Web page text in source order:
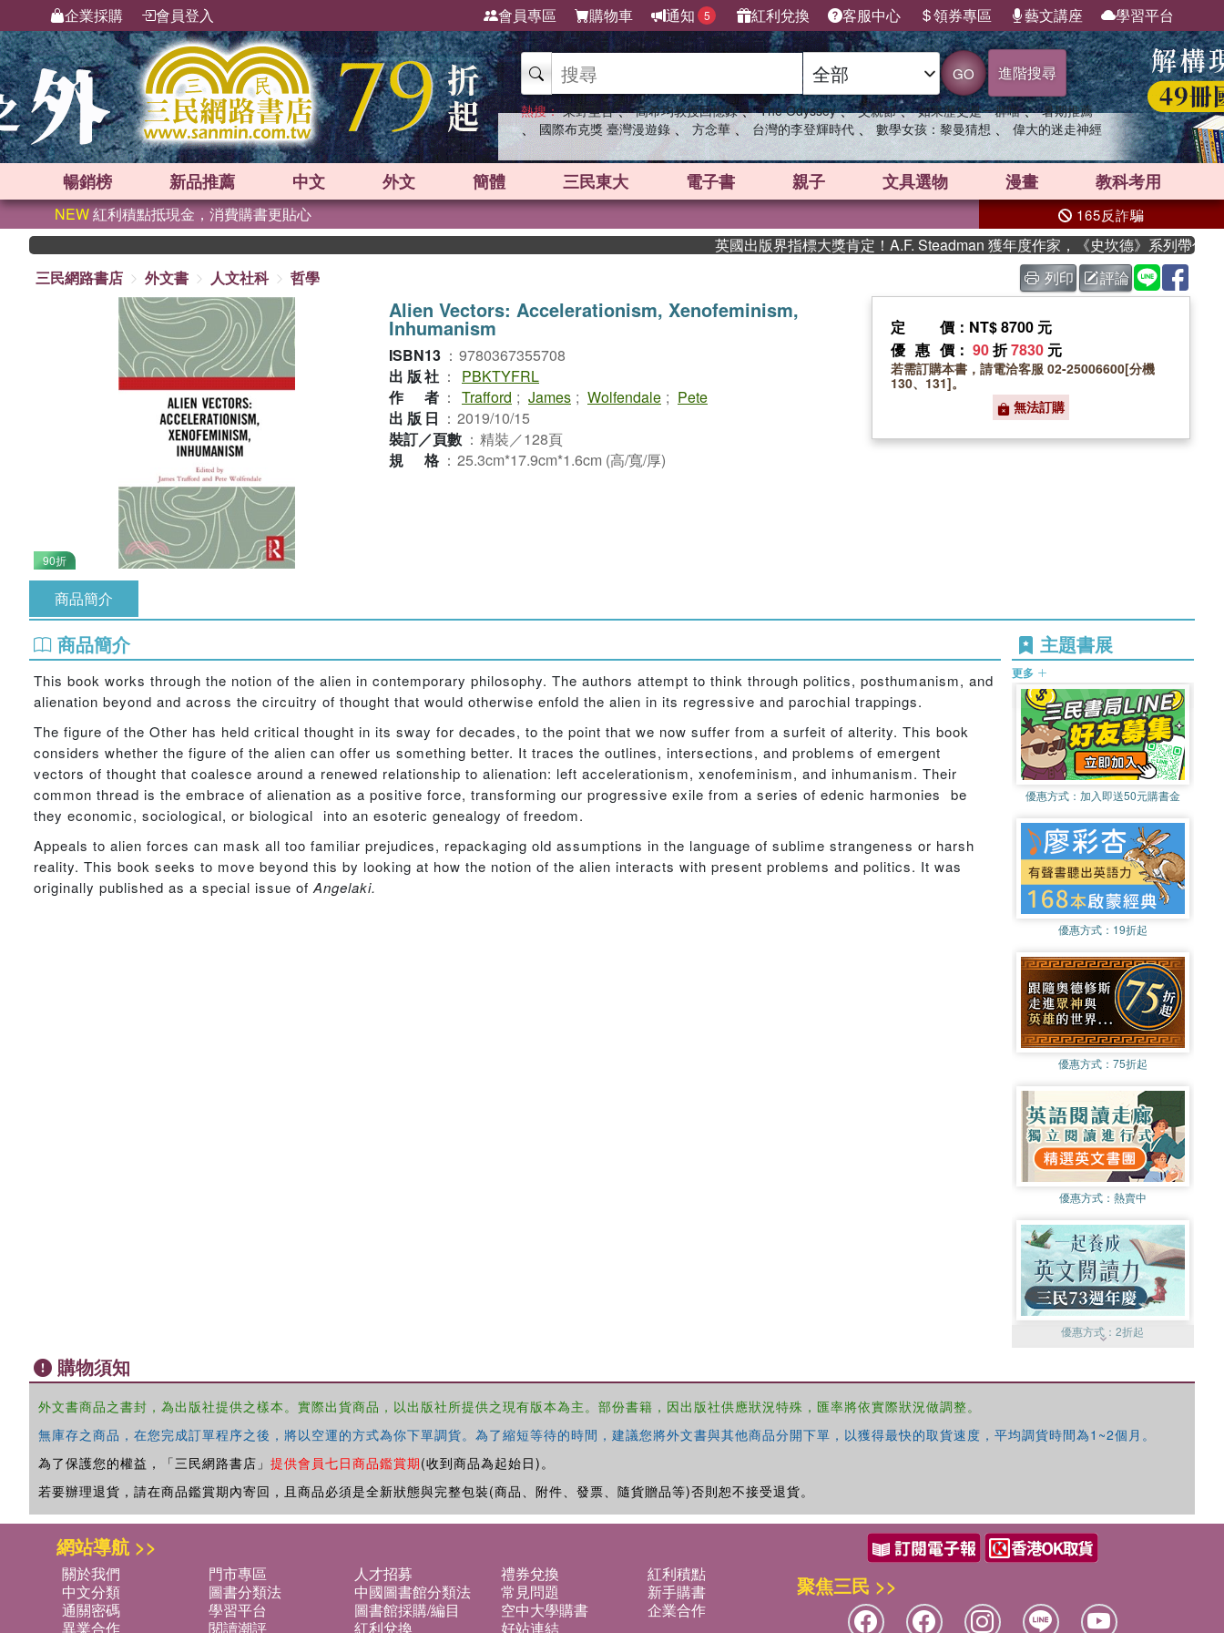
企業採購 會員登入 會員專區 購物車 通知 5 紅利兌換 客服中心 領券專區 藝文講座 學習平台
GO 進階搜尋
熱搜： 東野圭吾 、 高希均教授回憶錄 、 The Odyssey 、 父親節 、 如果歷史是一群喵 、 暑期推薦
、 國際布克獎 臺灣漫遊錄 、 方念華 、 台灣的李登輝時代 、 數學女孩：黎曼猜想 、 偉大的迷走神經
暢銷榜 新品推薦 中文 外文 簡體 三民東大 電子書 親子 文具選物 漫畫 教科考用
NEW紅利積點抵現金，消費購書更貼心 165反詐騙
英國出版界指標大獎肯定！A.F. Steadman 獲年度作家，《史坎德》系列帶你踏上
三民網路書店
外文書 人文社科 哲學 列印 評論
90折
Alien Vectors: Accelerationism, Xenofeminism,
Inhumanism
ISBN13 ： 9780367355708
出版社 ：
PBKTYFRL
作者 ： Trafford ; James ; Wolfendale ; Pete
出版日 ： 2019/10/15
裝訂／頁數 ： 精裝／128頁
規格 ： 25.3cm*17.9cm*1.6cm (高/寬/厚)
定價 ：NT$ 8700 元
優惠價 ： 90折7830 元
若需訂購本書，請電洽客服 02-25006600[分機
130、131]。
無法訂購
商品簡介
商品簡介
This book works through the notion of the alien in contemporary philosophy. The authors attempt to think through politics, posthumanism, and
alienation beyond and across the circuitry of thought that would otherwise enfold the alien in its regressive and parochial trappings.
The figure of the Other has held critical thought in its sway for decades, to the point that we now suffer from a surfeit of alterity. This book
considers whether the figure of the alien can offer us something better. It traces the outlines, intersections, and problems of emergent
vectors of thought that coalesce around a renewed relationship to alienation: left accelerationism, xenofeminism, and inhumanism. Their
common thread is the embrace of alienation as a positive force, transforming our progressive exile from a series of edenic harmonies  be
they economic, sociological, or biological  into an esoteric genealogy of freedom.
Appeals to alien forces can mask all too familiar prejudices, repackaging old assumptions in the language of sublime strangeness or harsh
reality. This book seeks to move beyond this by looking at how the notion of the alien interacts with present problems and politics. It was
originally published as a special issue of Angelaki.
主題書展
更多
優惠方式： 加入即送50元購書金
優惠方式： 19折起
優惠方式： 75折起
優惠方式： 熱賣中
優惠方式：2折起
購物須知
外文書商品之書封，為出版社提供之樣本。實際出貨商品，以出版社所提供之現有版本為主。部份書籍，因出版社供應狀況特殊，匯率將依實際狀況做調整。
無庫存之商品，在您完成訂單程序之後，將以空運的方式為你下單調貨。為了縮短等待的時間，建議您將外文書與其他商品分開下單，以獲得最快的取貨速度，平均調貨時間為1~2個月。
為了保護您的權益，「三民網路書店」 提供會員七日商品鑑賞期(收到商品為起始日)。
若要辦理退貨，請在商品鑑賞期內寄回，且商品必須是全新狀態與完整包裝(商品、附件、發票、隨貨贈品等)否則恕不接受退貨。
網站導航 >>
關於我們 門市專區 人才招募 禮券兌換
紅利積點
中文分類
圖書分類法 中國圖書館分類法 常見問題
新手購書
通關密碼
學習平台 圖書館採購/編目 空中大學購書
企業合作
異業合作
閱讀潮評 紅利兌換 好站連結
聚焦三民 >>